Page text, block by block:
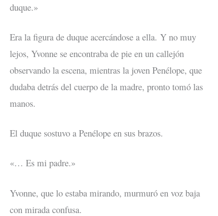
duque.»
Era la figura de duque acercándose a ella. Y no muy
lejos, Yvonne se encontraba de pie en un callejón
observando la escena, mientras la joven Penélope, que
dudaba detrás del cuerpo de la madre, pronto tomó las
manos.
El duque sostuvo a Penélope en sus brazos.
«… Es mi padre.»
Yvonne, que lo estaba mirando, murmuró en voz baja
con mirada confusa.